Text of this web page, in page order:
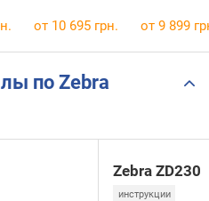
от 10 695 грн. от 9 899
по Zebra
Zebra ZD230
инструкции